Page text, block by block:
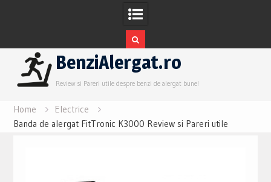
content
BenziAlergat.ro
Review si Pareri utile despre benzi de alergat bune!
Home
Electrice
Banda de alergat FitTronic K3000 Review si Pareri utile